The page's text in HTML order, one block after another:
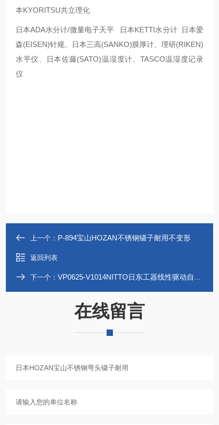
本KYORITSU共立理化
日本ADA水分计/微量电子天平 日本KETTI水分计 日本爱
森(EISEN)针规、日本三高(SANKO)膜厚计、理研(RIKEN)
水平仪、日本佐藤(SATO)温湿度计、TASCO温湿度记录
仪
上一个： P-894宝山HOZAN不锈钢镊子耐用不变形
返回列表
下一个： VP0625-V1014NITTO日东工器线性驱动自由活塞真空泵
在线留言